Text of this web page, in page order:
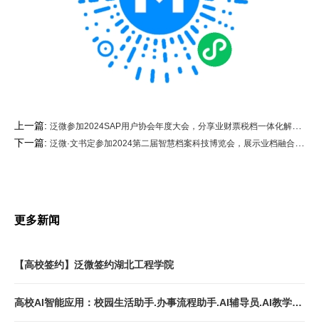
更多新闻
【高校签约】泛微签约湖北工程学院
高校AI智能应用：校园生活助手.办事流程助手.AI辅导员.AI教学科
上一篇: 泛微参加2024SAP用户协会年度大会，分享业财票税档一体化解决方案
下一篇: 泛微·文书定参加2024第二届智慧档案科技博览会，展示业档融合的数字档案管理平台